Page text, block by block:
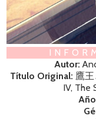
Autor:
Título Original: 鷹
IV, The